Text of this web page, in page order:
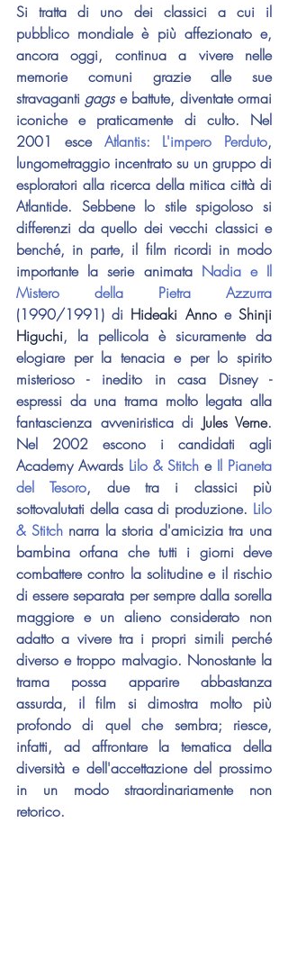
Si tratta di uno dei classici a cui il
pubblico mondiale è più affezionato e,
ancora oggi, continua a vivere nelle
memorie comuni grazie alle sue
stravaganti gags e battute, diventate ormai
iconiche e praticamente di culto. Nel
2001 esce Atlantis: L'impero Perduto,
lungometraggio incentrato su un gruppo di
esploratori alla ricerca della mitica città di
Atlantide. Sebbene lo stile spigoloso si
differenzi da quello dei vecchi classici e
benché, in parte, il film ricordi in modo
importante la serie animata Nadia e Il
Mistero della Pietra Azzurra
(1990/1991) di Hideaki Anno e Shinji
Higuchi, la pellicola è sicuramente da
elogiare per la tenacia e per lo spirito
misterioso - inedito in casa Disney -
espressi da una trama molto legata alla
fantascienza avveniristica di Jules Verne.
Nel 2002 escono i candidati agli
Academy Awards Lilo & Stitch e Il Pianeta
del Tesoro, due tra i classici più
sottovalutati della casa di produzione. Lilo
& Stitch narra la storia d'amicizia tra una
bambina orfana che tutti i giorni deve
combattere contro la solitudine e il rischio
di essere separata per sempre dalla sorella
maggiore e un alieno considerato non
adatto a vivere tra i propri simili perché
diverso e troppo malvagio. Nonostante la
trama possa apparire abbastanza
assurda, il film si dimostra molto più
profondo di quel che sembra; riesce,
infatti, ad affrontare la tematica della
diversità e dell'accettazione del prossimo
in un modo straordinariamente non
retorico.